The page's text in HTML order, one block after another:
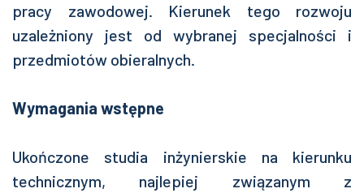
pracy zawodowej. Kierunek tego rozwoju
uzależniony jest od wybranej specjalności i
przedmiotów obieralnych.
Wymagania wstępne
Ukończone studia inżynierskie na kierunku
technicznym, najlepiej związanym z